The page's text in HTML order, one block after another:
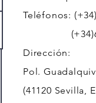
Teléfonos:
Dirección:
Pol.
(41120 Sevilla,